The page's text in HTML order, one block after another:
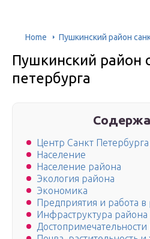
Home Пушкинский район
Пушкинский район
петербурга
Центр Санкт Петербурга
Население
Население района
Экология района
Экономика
Предприятия и работа в
Инфраструктура района